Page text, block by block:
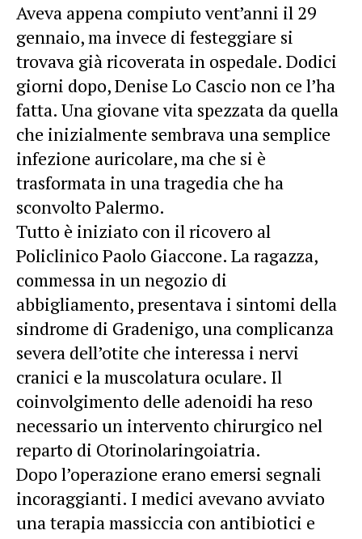
Aveva appena compiuto vent’anni il 29
gennaio, ma invece di festeggiare si
trovava già ricoverata in ospedale. Dodici
giorni dopo, Denise Lo Cascio non ce l’ha
fatta. Una giovane vita spezzata da quella
che inizialmente sembrava una semplice
infezione auricolare, ma che si è
trasformata in una tragedia che ha
sconvolto Palermo.
Tutto è iniziato con il ricovero al
Policlinico Paolo Giaccone. La ragazza,
commessa in un negozio di
abbigliamento, presentava i sintomi della
sindrome di Gradenigo, una complicanza
severa dell’otite che interessa i nervi
cranici e la muscolatura oculare. Il
coinvolgimento delle adenoidi ha reso
necessario un intervento chirurgico nel
reparto di Otorinolaringoiatria.
Dopo l’operazione erano emersi segnali
incoraggianti. I medici avevano avviato
una terapia massiccia con antibiotici e